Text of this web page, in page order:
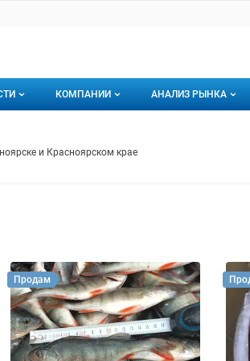
КОМПАНИИ АНАЛИЗ РЫНКА
язь плотва
и Красноярском крае
Продам